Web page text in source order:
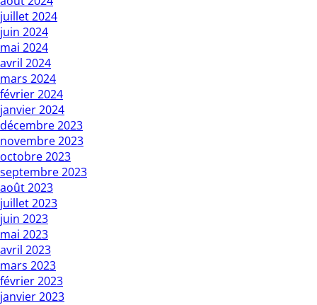
juillet 2024
juin 2024
mai 2024
avril 2024
mars 2024
février 2024
janvier 2024
décembre 2023
novembre 2023
octobre 2023
septembre 2023
août 2023
juillet 2023
juin 2023
mai 2023
avril 2023
mars 2023
février 2023
janvier 2023